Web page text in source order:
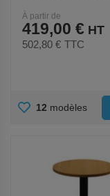
À partir de
419,00 €
502,80 € TTC
AJOUTER
12 modèles